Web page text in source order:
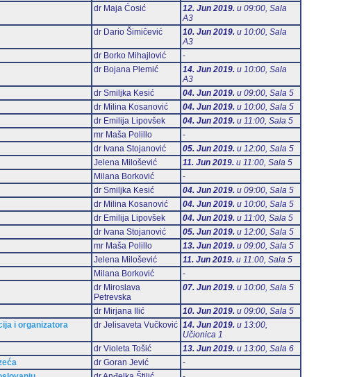
dr Maja Ćosić 12. Jun 2019.u 09:00, Sala
А3
dr Dario Šimičević 10. Jun 2019.u 10:00, Sala
А3
dr Borko Mihajlović
-
dr Bojana Plemić 14. Jun 2019.u 10:00, Sala
А3
dr Smiljka Kesić 04. Jun 2019.u 09:00, Sala 5
dr Milina Kosanović 04. Jun 2019.u 10:00, Sala 5
dr Emilija Lipovšek 04. Jun 2019.u 11:00, Sala 5
mr Maša Polillo
-
dr Ivana Stojanović 05. Jun 2019.u 12:00, Sala 5
Jelena Milošević 11. Jun 2019.u 11:00, Sala 5
Milana Borković
-
dr Smiljka Kesić 04. Jun 2019.u 09:00, Sala 5
dr Milina Kosanović 04. Jun 2019.u 10:00, Sala 5
dr Emilija Lipovšek 04. Jun 2019.u 11:00, Sala 5
dr Ivana Stojanović 05. Jun 2019.u 12:00, Sala 5
mr Maša Polillo 13. Jun 2019.u 09:00, Sala 5
Jelena Milošević 11. Jun 2019.u 11:00, Sala 5
Milana Borković
-
dr Miroslava
Petrevska
07. Jun 2019.u 10:00, Sala 5
dr Mirjana Ilić 10. Jun 2019.u 09:00, Sala 5
i organizatora
dr Jelisaveta Vučković 14. Jun 2019.u 13:00,
Učionica 1
dr Violeta Tošić 13. Jun 2019.u 13:00, Sala 6
dr Goran Jević
-